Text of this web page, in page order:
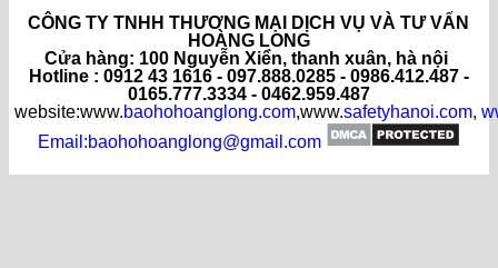
CÔNG TY TNHH THƯƠNG MẠI DỊCH VỤ VÀ TƯ VẤN
HOÀNG LONG
Cửa hàng: 100 Nguyễn Xiển, thanh xuân, hà nội
Hotline : 0912 43 1616 - 097.888.0285 - 0986.412.487 -
0165.777.3334 - 0462.959.487
website:www.baohohoanglong.com,www.safetyhanoi.com,
Email:baohohoanglong@gmail.com